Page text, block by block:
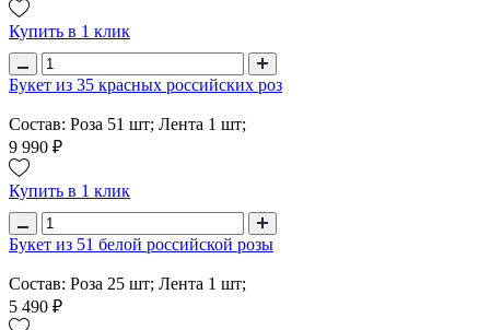
Купить в 1 клик
Букет из 35 красных российских роз
Состав: Роза 51 шт; Лента 1 шт;
9 990 ₽
Купить в 1 клик
Букет из 51 белой российской розы
Состав: Роза 25 шт; Лента 1 шт;
5 490 ₽